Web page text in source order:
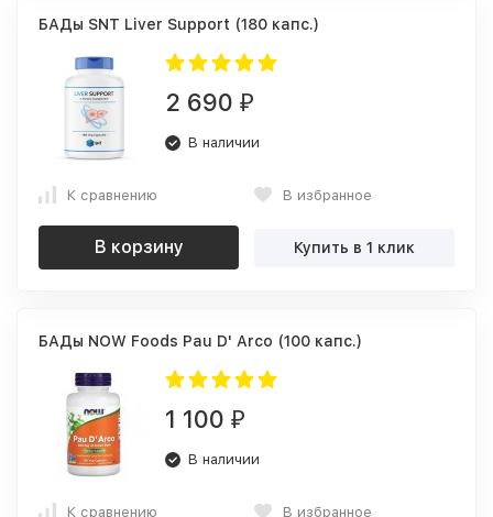
БАДы SNT Liver Support (180 капс.)
2 690 ₽
В наличии
К сравнению В избранное
В корзину Купить в 1 клик
БАДы NOW Foods Pau D' Arco (100 капс.)
1 100 ₽
В наличии
К сравнению В избранное